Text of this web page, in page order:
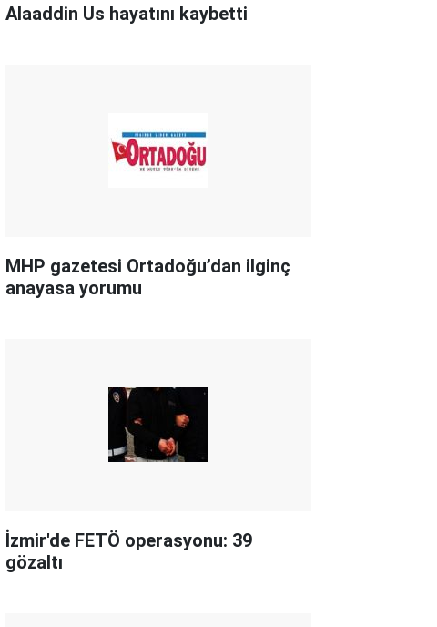
Alaaddin Us hayatını kaybetti
MHP gazetesi Ortadoğu’dan ilginç
anayasa yorumu
İzmir'de FETÖ operasyonu: 39
gözaltı